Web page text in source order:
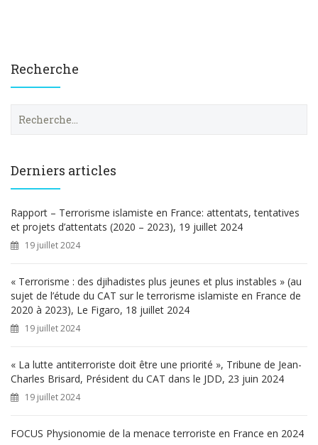
Recherche
e
h
e
r
Derniers articles
Rapport – Terrorisme islamiste en France: attentats, tentatives
et projets d’attentats (2020 – 2023), 19 juillet 2024
19 juillet 2024
« Terrorisme : des djihadistes plus jeunes et plus instables » (au
sujet de l’étude du CAT sur le terrorisme islamiste en France de
2020 à 2023), Le Figaro, 18 juillet 2024
19 juillet 2024
« La lutte antiterroriste doit être une priorité », Tribune de Jean-
Charles Brisard, Président du CAT dans le JDD, 23 juin 2024
19 juillet 2024
FOCUS Physionomie de la menace terroriste en France en 2024